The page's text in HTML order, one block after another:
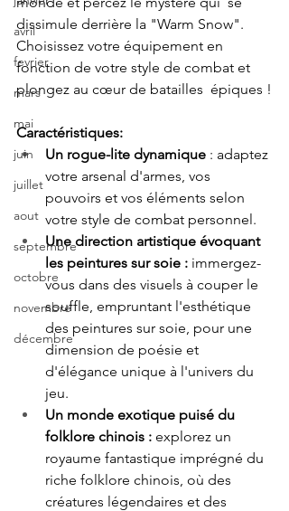
avril
fevrier
mars
mai
juin
juillet
aout
septembre
octobre
novembre
décembre
dissimule derrière la "Warm Snow".
Choisissez votre équipement en
fonction de votre style de combat et
plongez au cœur de batailles  épiques !
Caractéristiques:
Un rogue-lite dynamique : adaptez
votre arsenal d'armes, vos
pouvoirs et vos éléments selon
votre style de combat personnel.
Une direction artistique évoquant
les peintures sur soie : immergez-
vous dans des visuels à couper le
souffle, empruntant l'esthétique
des peintures sur soie, pour une
dimension de poésie et
d'élégance unique à l'univers du
jeu.
Un monde exotique puisé du
folklore chinois : explorez un
royaume fantastique imprégné du
riche folklore chinois, où des
créatures légendaires et des